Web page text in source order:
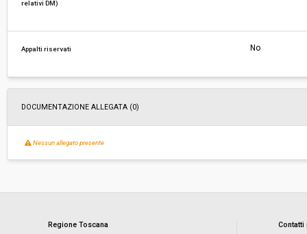
relativi DM)
Appalti riservati No
DOCUMENTAZIONE ALLEGATA (0)
Nessun allegato presente
Regione Toscana